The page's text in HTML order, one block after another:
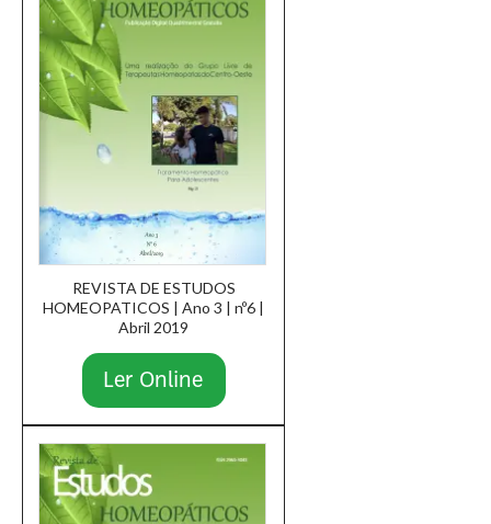
REVISTA DE ESTUDOS
HOMEOPATICOS | Ano 3 | nº6 |
Abril 2019
Ler Online